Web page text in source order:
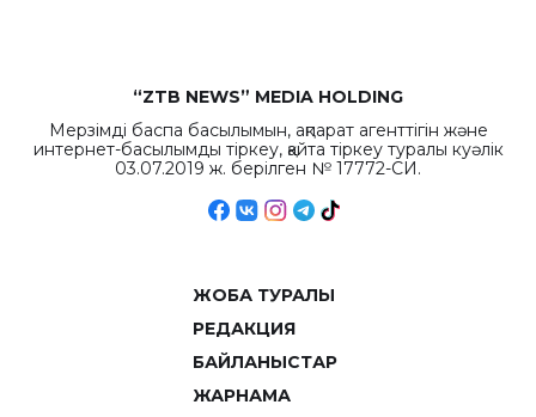
“ZTB NEWS” MEDIA HOLDING
Мерзімді баспа басылымын, ақпарат агенттігін және
интернет-басылымды тіркеу, қайта тіркеу туралы куәлік
03.07.2019 ж. берілген № 17772-СИ.
ЖОБА ТУРАЛЫ
РЕДАКЦИЯ
БАЙЛАНЫСТАР
ЖАРНАМА